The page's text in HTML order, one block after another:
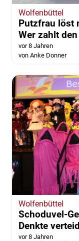
Wolfenbüttel
Putzfrau löst
Wer zahlt
vor 8 Jahren
von Anke Donner
Wolfenbüttel
Schoduvel-
Denkte
vor 8 Jahren